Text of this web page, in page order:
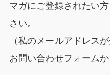
マガにご登録されたい
さい。
（私のメールアドレス
お問い合わせフォームか